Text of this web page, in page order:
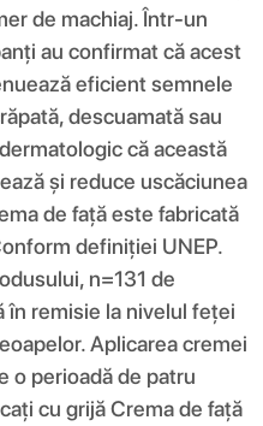
de machiaj. Într-un
au confirmat că acest
eficient semnele
descuamată sau
că această
și reduce uscăciunea
de față este fabricată
definiției UNEP.
n=131 de
în remisie la nivelul feței
Aplicarea cremei
o perioadă de patru
cu grijă Crema de față